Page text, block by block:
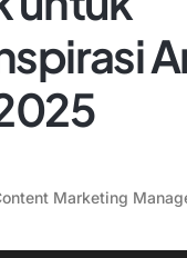
Marketing